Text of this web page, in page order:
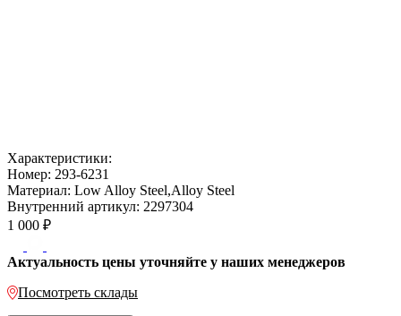
Характеристики:
Номер: 293-6231
Материал: Low Alloy Steel,Alloy Steel
Внутренний артикул: 2297304
1 000 ₽
Актуальность цены уточняйте у наших менеджеров
Посмотреть склады